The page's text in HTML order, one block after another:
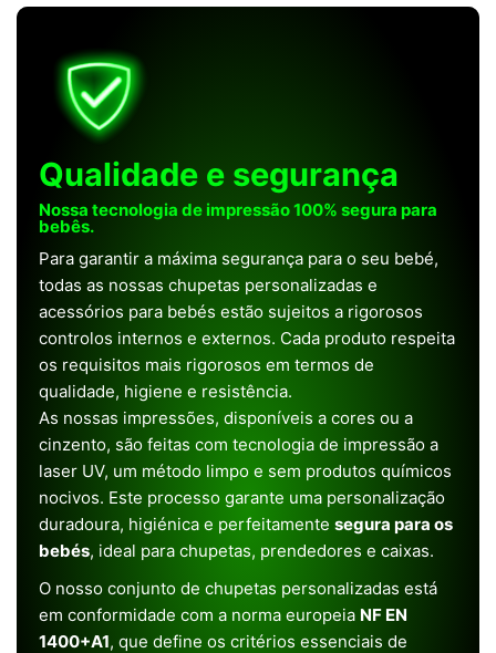
Qualidade e segurança
Nossa tecnologia de impressão 100% segura para
bebês.
Para garantir a máxima segurança para o seu bebé,
todas as nossas chupetas personalizadas e
acessórios para bebés estão sujeitos a rigorosos
controlos internos e externos. Cada produto respeita
os requisitos mais rigorosos em termos de
qualidade, higiene e resistência.
As nossas impressões, disponíveis a cores ou a
cinzento, são feitas com tecnologia de impressão a
laser UV, um método limpo e sem produtos químicos
nocivos. Este processo garante uma personalização
duradoura, higiénica e perfeitamente segura para os
bebés, ideal para chupetas, prendedores e caixas.
O nosso conjunto de chupetas personalizadas está
em conformidade com a norma europeia NF EN
1400+A1, que define os critérios essenciais de